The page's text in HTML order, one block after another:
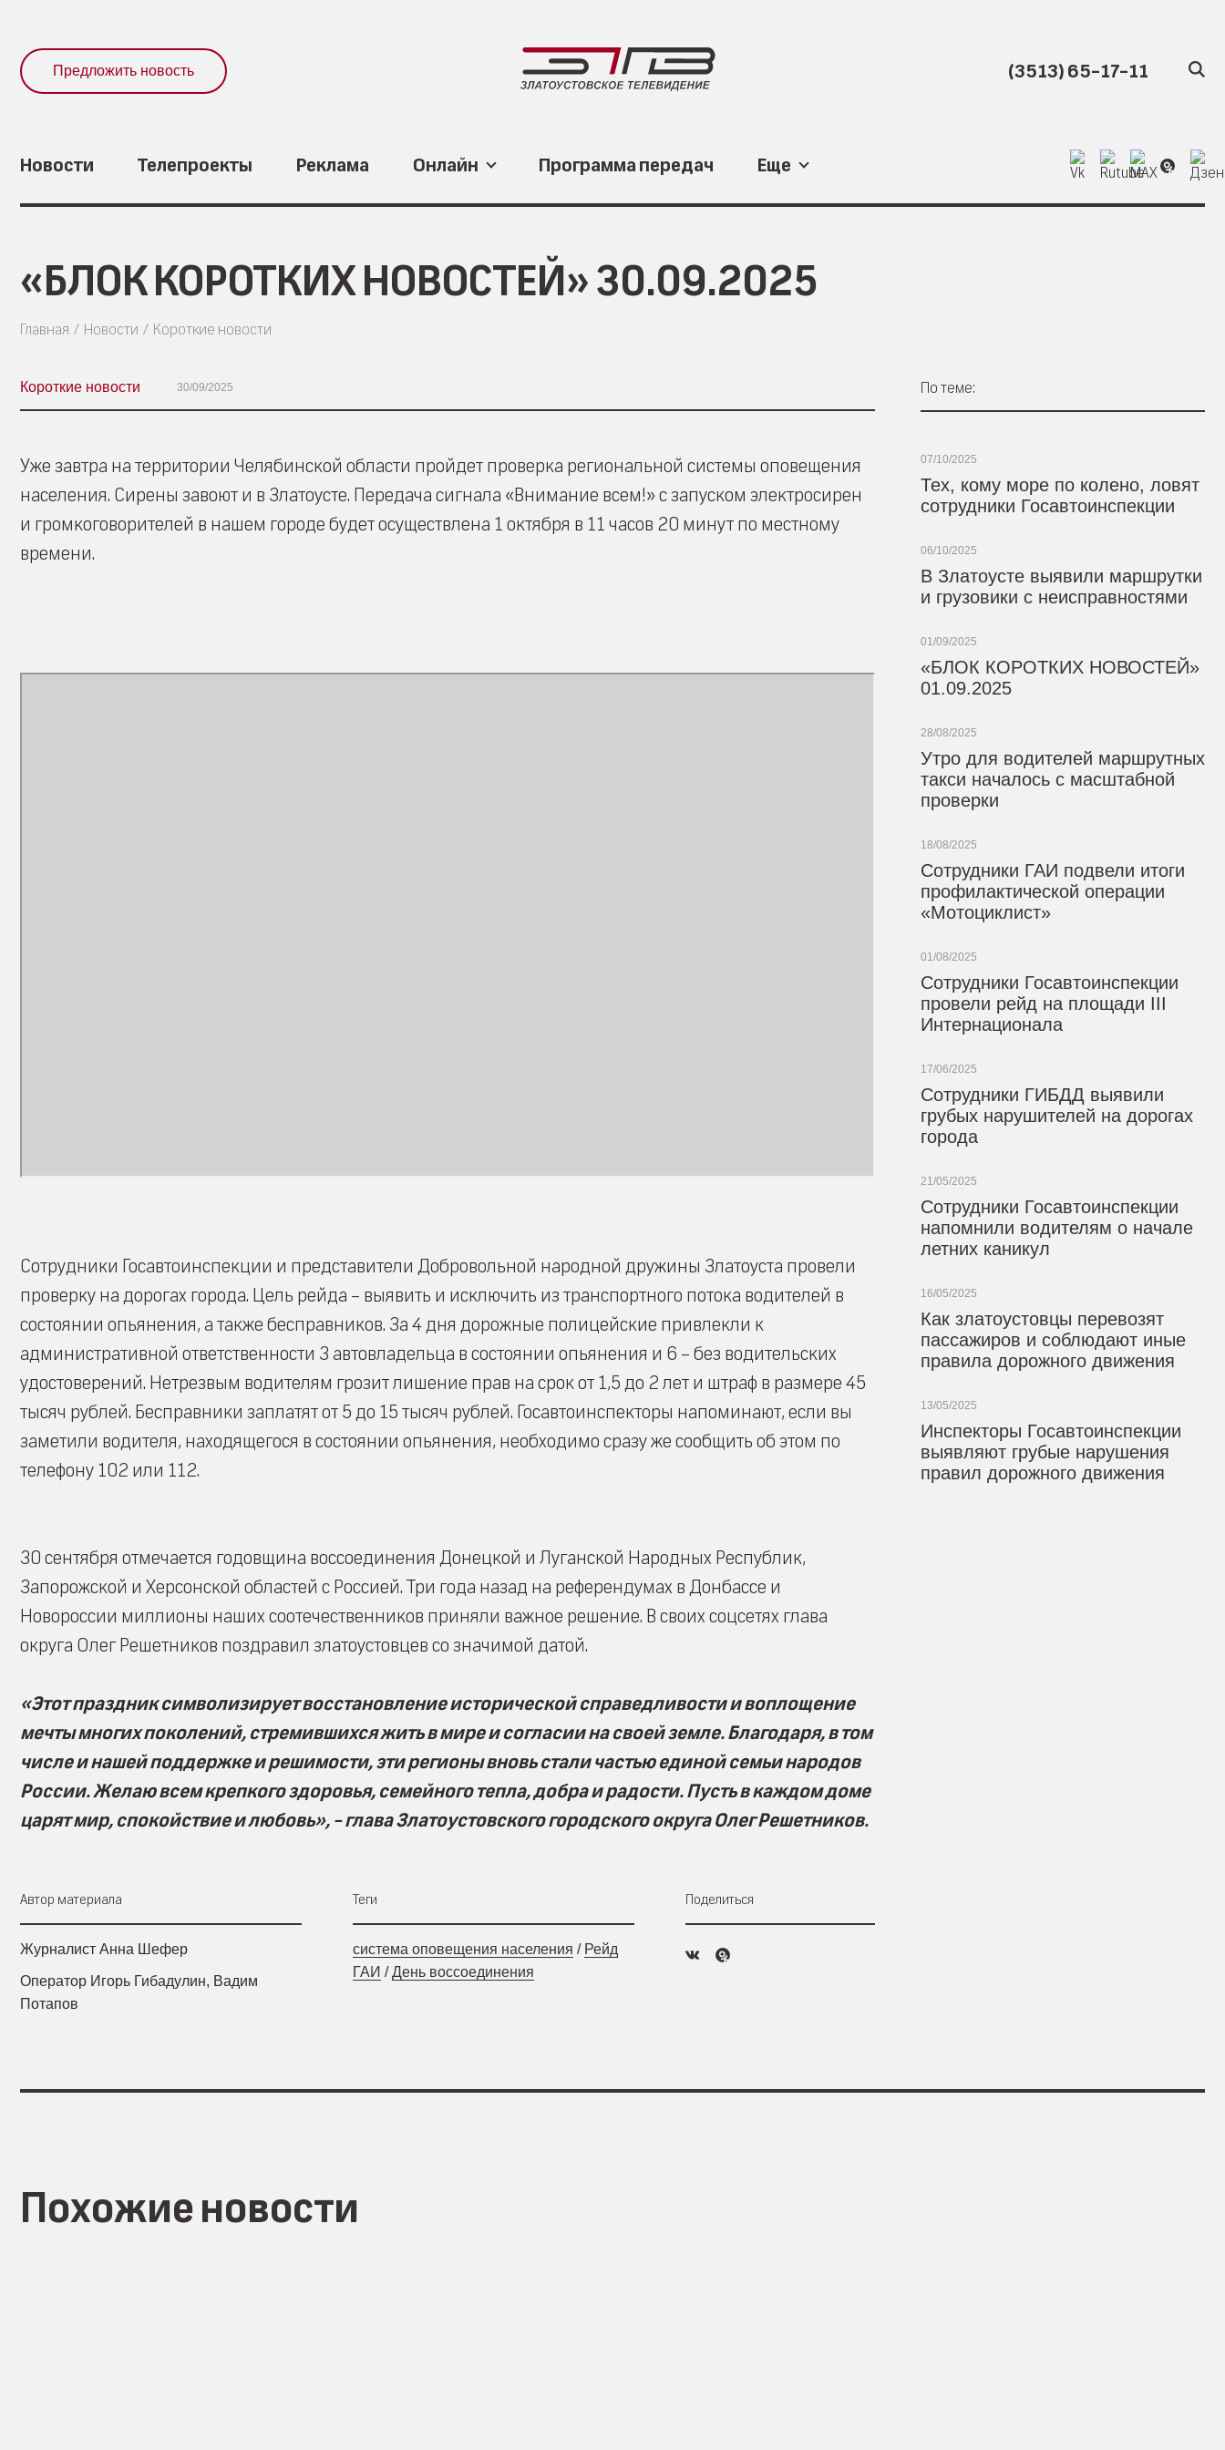
Предложить новость (3513) 65-17-11
Новости Телепроекты Реклама Онлайн Программа передач Еще
«БЛОК КОРОТКИХ НОВОСТЕЙ» 30.09.2025
Главная Новости Короткие новости
Короткие новости 30/09/2025
Уже завтра на территории Челябинской области пройдет проверка региональной системы оповещения
населения. Сирены завоют и в Златоусте. Передача сигнала «Внимание всем!» с запуском электросирен
и громкоговорителей в нашем городе будет осуществлена 1 октября в 11 часов 20 минут по местному
времени.
Сотрудники Госавтоинспекции и представители Добровольной народной дружины Златоуста провели
проверку на дорогах города. Цель рейда – выявить и исключить из транспортного потока водителей в
состоянии опьянения, а также бесправников. За 4 дня дорожные полицейские привлекли к
административной ответственности 3 автовладельца в состоянии опьянения и 6 – без водительских
удостоверений. Нетрезвым водителям грозит лишение прав на срок от 1,5 до 2 лет и штраф в размере 45
тысяч рублей. Бесправники заплатят от 5 до 15 тысяч рублей. Госавтоинспекторы напоминают, если вы
заметили водителя, находящегося в состоянии опьянения, необходимо сразу же сообщить об этом по
телефону 102 или 112.
30 сентября отмечается годовщина воссоединения Донецкой и Луганской Народных Республик,
Запорожской и Херсонской областей с Россией. Три года назад на референдумах в Донбассе и
Новороссии миллионы наших соотечественников приняли важное решение. В своих соцсетях глава
округа Олег Решетников поздравил златоустовцев со значимой датой.
«Этот праздник символизирует восстановление исторической справедливости и воплощение
мечты многих поколений, стремившихся жить в мире и согласии на своей земле. Благодаря, в том
числе и нашей поддержке и решимости, эти регионы вновь стали частью единой семьи народов
России. Желаю всем крепкого здоровья, семейного тепла, добра и радости. Пусть в каждом доме
царят мир, спокойствие и любовь», - глава Златоустовского городского округа Олег Решетников.
Автор материала
Журналист Анна Шефер
Оператор Игорь Гибадулин, Вадим
Потапов
Теги
система оповещения населения / Рейд
ГАИ /День воссоединения
Поделиться
По теме:
07/10/2025
Тех, кому море по колено, ловят
сотрудники Госавтоинспекции
06/10/2025
В Златоусте выявили маршрутки
и грузовики с неисправностями
01/09/2025
«БЛОК КОРОТКИХ НОВОСТЕЙ»
01.09.2025
28/08/2025
Утро для водителей маршрутных
такси началось с масштабной
проверки
18/08/2025
Сотрудники ГАИ подвели итоги
профилактической операции
«Мотоциклист»
01/08/2025
Сотрудники Госавтоинспекции
провели рейд на площади III
Интернационала
17/06/2025
Сотрудники ГИБДД выявили
грубых нарушителей на дорогах
города
21/05/2025
Сотрудники Госавтоинспекции
напомнили водителям о начале
летних каникул
16/05/2025
Как златоустовцы перевозят
пассажиров и соблюдают иные
правила дорожного движения
13/05/2025
Инспекторы Госавтоинспекции
выявляют грубые нарушения
правил дорожного движения
Похожие новости